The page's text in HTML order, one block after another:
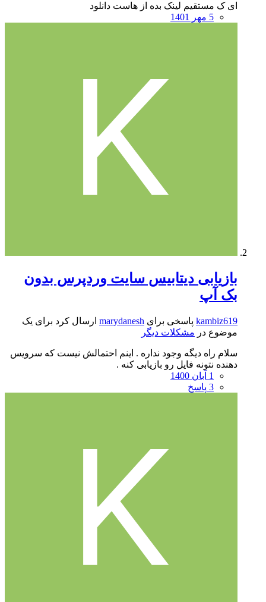
ای ک مستقیم لینک بده از هاست دانلود
5 مهر 1401
بازیابی دیتابیس سایت وردپرس بدون
بک آپ
kambiz619 پاسخی برای marydanesh ارسال کرد برای یک
موضوع در مشکلات دیگر
سلام راه دیگه وجود نداره . اینم احتمالش نیست که سرویس
دهنده نتونه فایل رو بازیابی کنه .
1 آبان 1400
3 پاسخ